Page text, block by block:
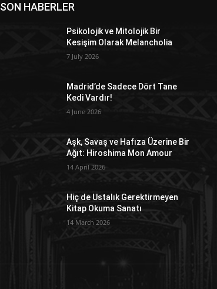
SON HABERLER
Psikolojik ve Mitolojik Bir
Kesişim Olarak Melancholia
7 July 2026
Madrid’de Sadece Dört Tane
Kedi Vardır!
4 June 2026
Aşk, Savaş ve Hafıza Üzerine Bir
Ağıt: Hiroshima Mon Amour
14 April 2026
Hiç de Ustalık Gerektirmeyen
Kitap Okuma Sanatı
14 March 2026